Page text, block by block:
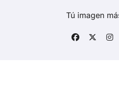
Tú imagen